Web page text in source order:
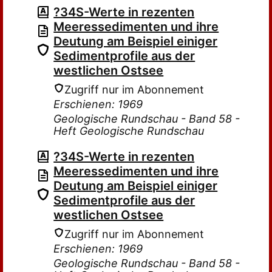
?34S-Werte in rezenten
Meeressedimen­ten und ihre
Deutung am Beispiel einiger
Sedimentprofile aus der
westlichen Ostsee
Zugriff nur im Abonnement
Erschienen: 1969
Geologische Rundschau - Band 58 -
Heft Geologische Rundschau
?34S-Werte in rezenten
Meeressedimen­ten und ihre
Deutung am Beispiel einiger
Sedimentprofile aus der
westlichen Ostsee
Zugriff nur im Abonnement
Erschienen: 1969
Geologische Rundschau - Band 58 -